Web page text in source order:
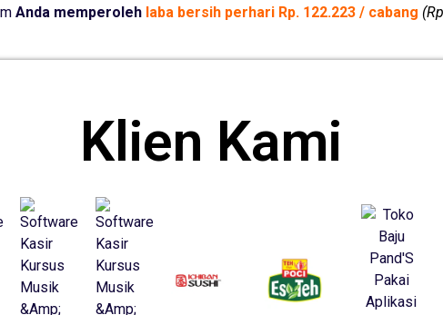
Anda memperoleh laba bersih perhari Rp. 122.223 / cabang
Klien Kami